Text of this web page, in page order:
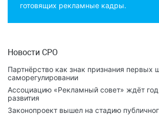
готовящих рекламные кадры.
Новости СРО
Партнёрство как знак признания первых
саморегулировании
Ассоциацию «Рекламный совет» ждёт
развития
Законопроект вышел на стадию